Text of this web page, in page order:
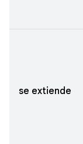
se extiende